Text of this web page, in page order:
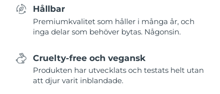
Hållbar
Premiumkvalitet som håller i många år, och
inga delar som behöver bytas. Någonsin.
Cruelty-free och vegansk
Produkten har utvecklats och testats helt utan
att djur varit inblandade.